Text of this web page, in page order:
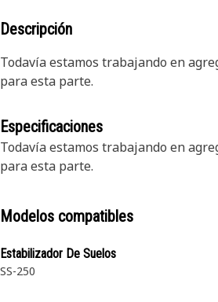
Descripción
Todavía estamos trabajando en
para esta parte.
Especificaciones
Todavía estamos trabajando en
para esta parte.
Modelos compatibles
Estabilizador De Suelos
SS-250